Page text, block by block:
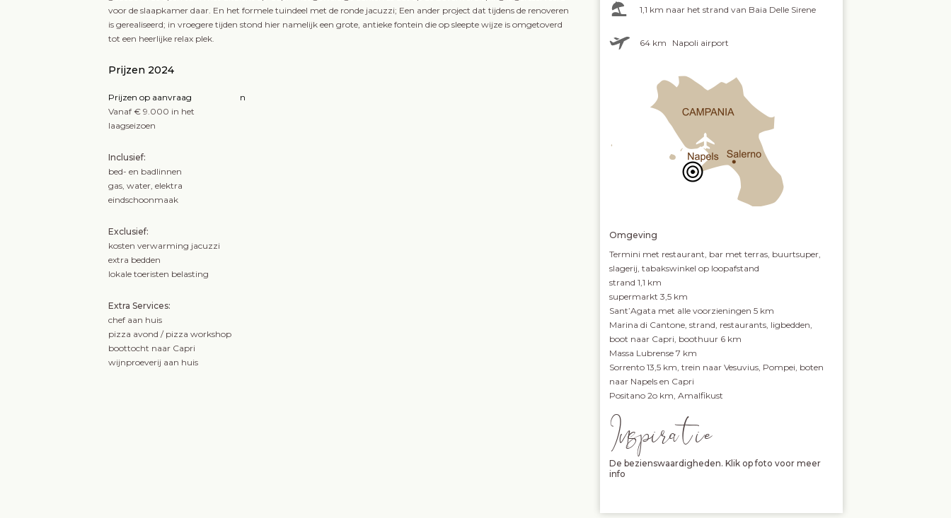
voor de slaapkamer daar. En het formele tuindeel met de ronde jacuzzi; Een ander project dat tijdens de renoveren
is gerealiseerd; in vroegere tijden stond hier namelijk een grote, antieke fontein die op sleepte wijze is omgetoverd
tot een heerlijke relax plek.
Prijzen 2024
Prijzen op aanvraag
n
Vanaf € 9.000 in het
laagseizoen
Inclusief:
bed- en badlinnen
gas, water, elektra
eindschoonmaak
Exclusief:
kosten verwarming jacuzzi
extra bedden
lokale toeristen belasting
Extra Services:
chef aan huis
pizza avond / pizza workshop
boottocht naar Capri
wijnproeverij aan huis
1,1 km naar het strand van Baia Delle Sirene
64 km Napoli airport
Omgeving
Termini met restaurant, bar met terras, buurtsuper,
slagerij, tabakswinkel op loopafstand
strand 1,1 km
supermarkt 3,5 km
Sant’Agata met alle voorzieningen 5 km
Marina di Cantone, strand, restaurants, ligbedden,
boot naar Capri, boothuur 6 km
Massa Lubrense 7 km
Sorrento 13,5 km, trein naar Vesuvius, Pompei, boten
naar Napels en Capri
Positano 2o km, Amalfikust
Inspira tie
De bezienswaardigheden. Klik op foto voor meer
info